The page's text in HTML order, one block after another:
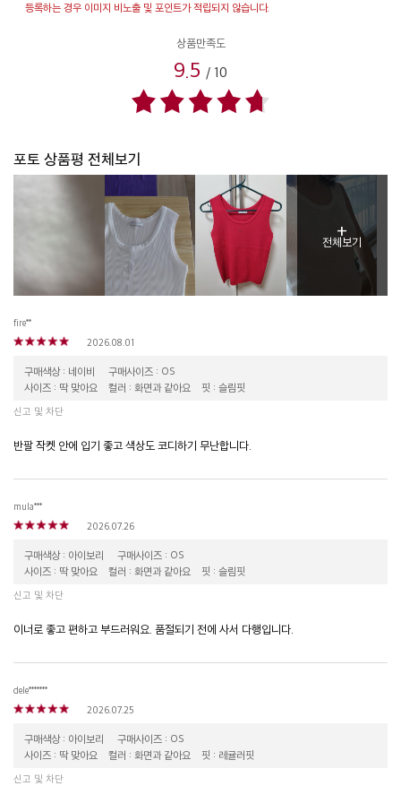
등록하는 경우 이미지 비노출 및 포인트가 적립되지 않습니다.
상품만족도
9.5 / 10
포토 상품평 전체보기
+
전체보기
fire**
2026.08.01
구매색상 : 네이비
구매사이즈 : OS
사이즈 : 딱 맞아요
컬러 : 화면과 같아요 핏 : 슬림핏
신고 및 차단
반팔 작켓 안에 입기 좋고 색상도 코디하기 무난합니다.
mula***
2026.07.26
구매색상 : 아이보리
구매사이즈 : OS
사이즈 : 딱 맞아요
컬러 : 화면과 같아요 핏 : 슬림핏
신고 및 차단
이너로 좋고 편하고 부드러워요. 품절되기 전에 사서 다행입니다.
dele*******
2026.07.25
구매색상 : 아이보리
구매사이즈 : OS
사이즈 : 딱 맞아요
컬러 : 화면과 같아요 핏 : 레귤러핏
신고 및 차단